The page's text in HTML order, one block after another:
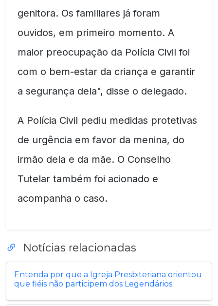
genitora. Os familiares já foram
ouvidos, em primeiro momento. A
maior preocupação da Polícia Civil foi
com o bem-estar da criança e garantir
a segurança dela", disse o delegado.
A Polícia Civil pediu medidas protetivas
de urgência em favor da menina, do
irmão dela e da mãe. O Conselho
Tutelar também foi acionado e
acompanha o caso.
Notícias relacionadas
Entenda por que a Igreja Presbiteriana orientou
que fiéis não participem dos Legendários